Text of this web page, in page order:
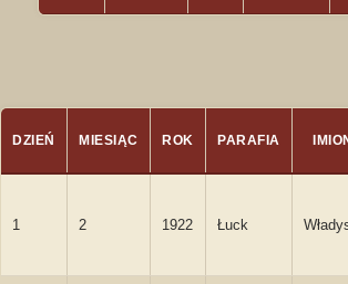
DZIEŃ MIESIĄC ROK PARAFIA
1 2 1922 Łuck